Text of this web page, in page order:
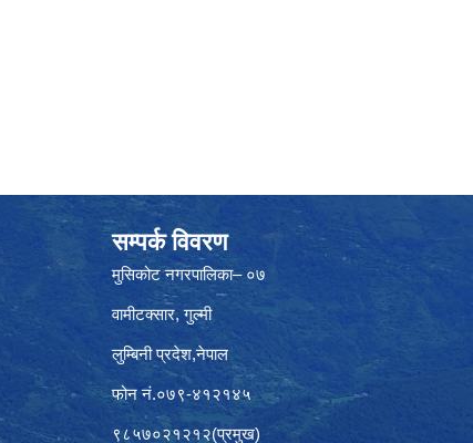
सम्पर्क विवरण
मुसिकोट नगरपालिका– ०७
वामीटक्सार, गुल्मी
लुम्बिनी प्रदेश,नेपाल
फोन नं.०७९-४१२१४५
९८५७०२१२१२(प्रमुख)